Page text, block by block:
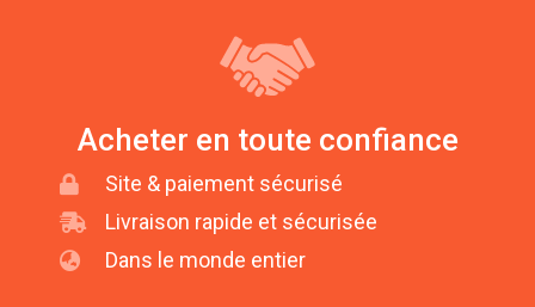
Acheter en toute confiance
Site & paiement sécurisé
Livraison rapide et sécurisée
Dans le monde entier